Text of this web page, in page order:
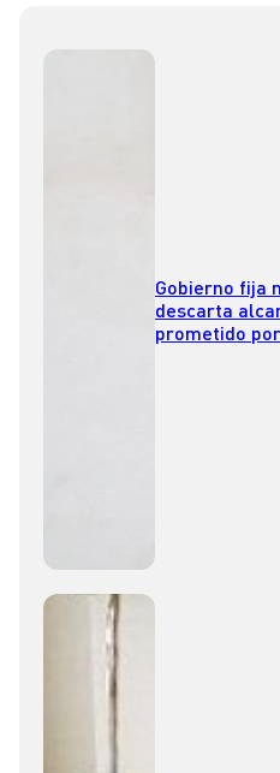
Gobierno fija
descarta
prometido